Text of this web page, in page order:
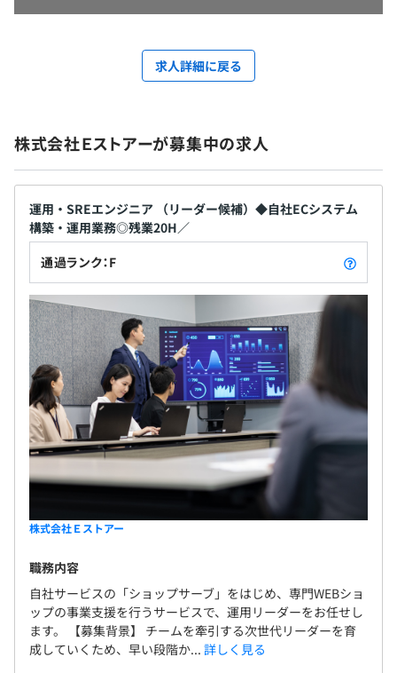
求人詳細に戻る
株式会社Ｅストアーが募集中の求人
運用・SREエンジニア （リーダー候補）◆自社ECシステム
構築・運用業務◎残業20H／
通過ランク：F
株式会社Ｅストアー
職務内容
自社サービスの「ショップサーブ」をはじめ、専門WEBショ
ップの事業支援を行うサービスで、運用リーダーをお任せし
ます。 【募集背景】 チームを牽引する次世代リーダーを育
成していくため、早い段階か... 詳しく見る